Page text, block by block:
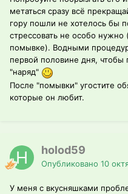
метаться сразу всё
гору пошли не хотелось бы
стрессовать не особо нужно
помывке). Водными
первой половине дня, чтобы
"наряд"
После "помывки" угостите
которые он любит.
holod59
Опубликовано 10
У меня с вкусняшками